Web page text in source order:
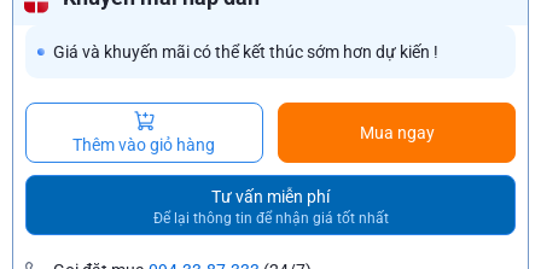
Giá và khuyến mãi có thể kết thúc sớm hơn dự kiến !
Thêm vào giỏ hàng
Mua ngay
Tư vấn miễn phí
Để lại thông tin để nhận giá tốt nhất